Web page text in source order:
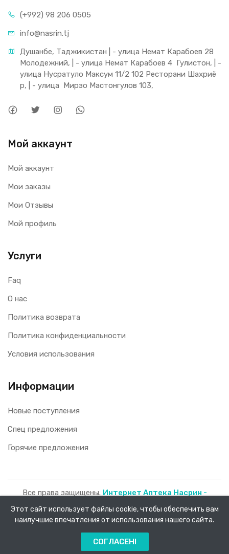
Каталог
(+992) 98 206 0505
info@nasrin.tj
Душанбе, Таджикистан | - улица Немат Карабоев 28
Молодежний, | - улица Немат Карабоев 4  Гулистон, | -
улица Нусратуло Максум 11/2 102 Ресторани Шахриё
р, | - улица  Мирзо Мастонгулов 103,
Мой аккаунт
Мой аккаунт
Мои заказы
Мои Отзывы
Мой профиль
Услуги
Faq
О нас
Политика возврата
Политика конфиденциальности
Условия использования
Информации
Новые поступления
Спец предложения
Горячие предложения
Все права защищены. Интернет Аптека Насрин -
доставка лекарств на дом!2026.
Этот сайт использует файлы cookie, чтобы обеспечить вам
наилучшие впечатления от использования нашего сайта.
СОГЛАСЕН!